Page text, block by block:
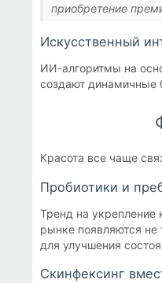
приобретение
Искусственный
ИИ-алгоритмы на
создают динамичные
Красота все чаще
Пробиотики и
Тренд на
рынке появляются
для улучшения
Скинфексинг